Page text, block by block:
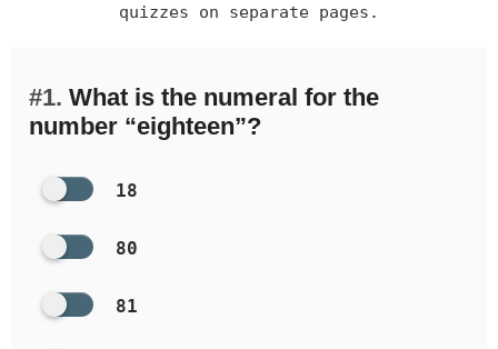
quizzes on separate pages.
#1. What is the numeral for the
number “eighteen”?
18
80
81